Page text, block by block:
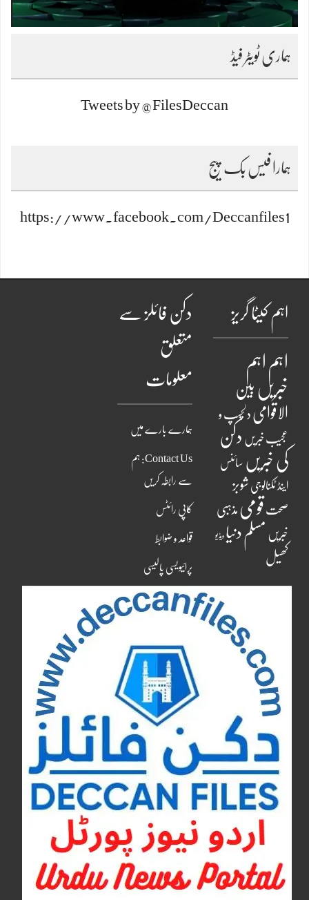
ہماری ٹویٹر فیڈ
Tweets by @FilesDeccan
ہمارا فیس بک پیج
https://www.facebook.com/Deccanfiles1
اہم کیٹا گریز
اہم اہم
خبریں بین
الاقوامی دلچسپ و
عجیب خبریں دکن
کی خبریں سائنس
اینڈ ٹکنالوجی شوبز
صحت قومی مذہبی
خبریں مسلم دنیا ویڈیو
کھیل
دکن فائلز سے
متعلق
معلومات
ہمارے بارے میں
Contact Us: ہم
سے رابطہ کریں
کاپی رائٹس
قواعد و ضوابط
پرائیویسی پالیسی